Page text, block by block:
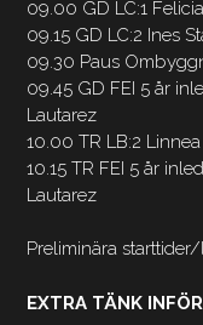
09.00 GD LC:1
09.15 GD LC:2 Ines
09.30 Paus
09.45 GD FEI 5 år
Lautarez
10.00 TR LB:2
10.15 TR FEI 5 år
Lautarez
Preliminära
EXTRA TÄNK